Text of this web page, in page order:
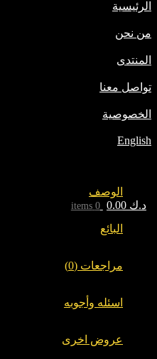
الرئيسية
من نحن
المنتدى
تواصل معنا
الخصوصية
English
د.ك 0 items
الوصف
البائع
مراجعات (0)
اسئله وأجوبه
عروض اخرى